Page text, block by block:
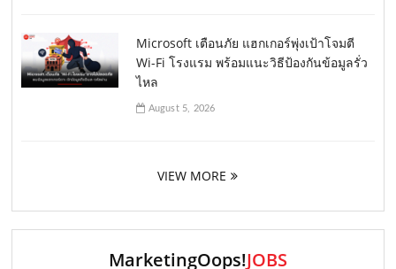
Microsoft เตือนภัย แฮกเกอร์พุ่งเป้าโจมตี
Wi-Fi โรงแรม พร้อมแนะวิธีป้องกันข้อมูลรั่ว
ไหล
August 5, 2026
VIEW MORE
MarketingOops!JOBS